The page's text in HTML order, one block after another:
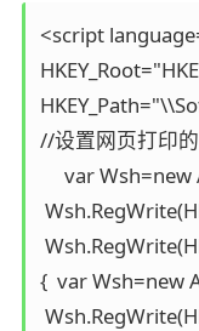
<script
//设置网页打印
var
{  var Wsh=new